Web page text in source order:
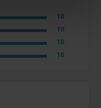
10
10
10
10